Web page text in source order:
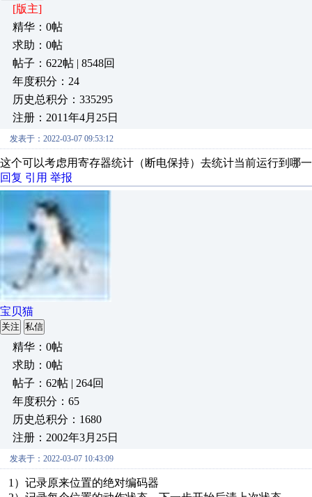
[版主]
精华：0帖
求助：0帖
帖子：622帖 | 8548回
年度积分：24
历史总积分：335295
注册：2011年4月25日
发表于：2022-03-07 09:53:12
这个可以考虑用寄存器统计（断电保持）去统计当前运行到哪
回复 引用 举报
宝贝猫
关注 私信
精华：0帖
求助：0帖
帖子：62帖 | 264回
年度积分：65
历史总积分：1680
注册：2002年3月25日
发表于：2022-03-07 10:43:09
1）记录原来位置的绝对编码器